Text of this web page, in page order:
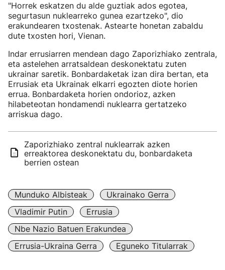
"Horrek eskatzen du alde guztiak ados egotea,
segurtasun nuklearreko gunea ezartzeko", dio
erakundearen txostenak. Astearte honetan zabaldu
dute txosten hori, Vienan.
Indar errusiarren mendean dago Zaporizhiako zentrala,
eta astelehen arratsaldean deskonektatu zuten
ukrainar saretik. Bonbardaketak izan dira bertan, eta
Errusiak eta Ukrainak elkarri egozten diote horien
errua. Bonbardaketa horien ondorioz, azken
hilabeteotan hondamendi nuklearra gertatzeko
arriskua dago.
Zaporizhiako zentral nuklearrak azken
erreaktorea deskonektatu du, bonbardaketa
berrien ostean
Munduko Albisteak
Ukrainako Gerra
Vladimir Putin
Errusia
Nbe Nazio Batuen Erakundea
Errusia-Ukraina Gerra
Eguneko Titularrak